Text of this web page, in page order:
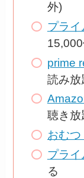
外)
プライ
prime
読み放
聴き放
おむつ
プラ
る